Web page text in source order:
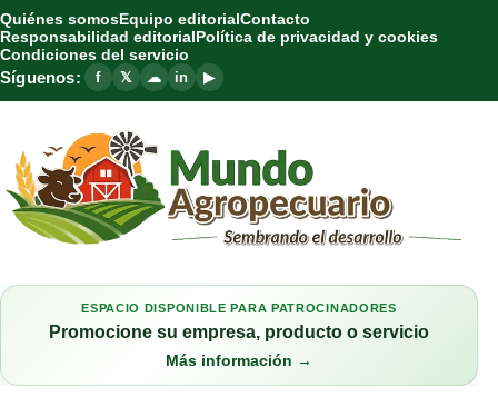
Quiénes somosEquipo editorialContacto
Responsabilidad editorialPolítica de privacidad y cookies
Condiciones del servicio
Síguenos: f 𝕏 ☁ in ▶
ESPACIO DISPONIBLE PARA PATROCINADORES
Promocione su empresa, producto o servicio
Más información →